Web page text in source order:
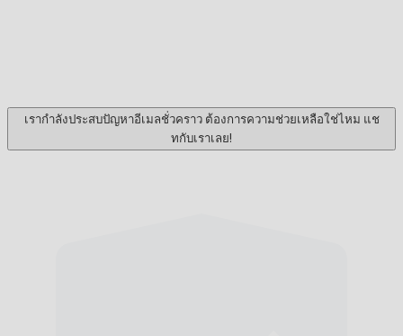
เรากำลังประสบปัญหาอีเมลชั่วคราว ต้องการความช่วยเหลือใช่ไหม แช
ทกับเราเลย!